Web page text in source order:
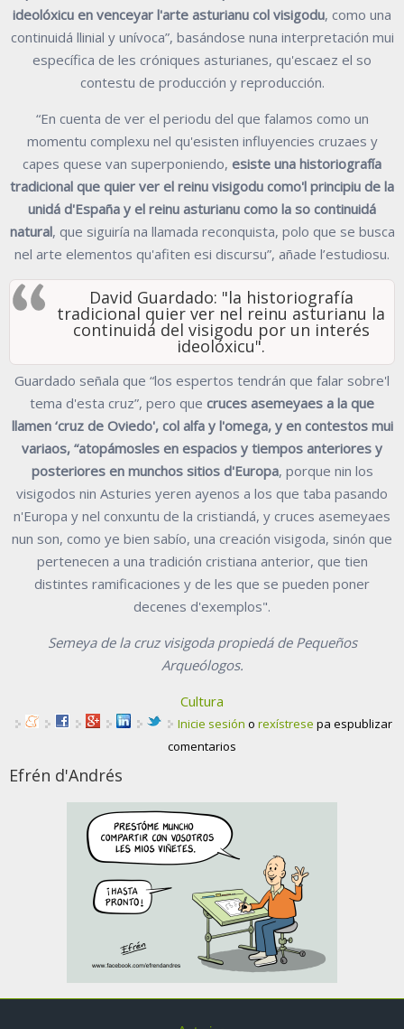
ideolóxicu en venceyar l'arte asturianu col visigodu, como una
continuidá llinial y unívoca”, basándose nuna interpretación mui
específica de les cróniques asturianes, qu'escaez el so
contestu de producción y reproducción.
“En cuenta de ver el periodu del que falamos como un
momentu complexu nel qu'esisten influyencies cruzaes y
capes quese van superponiendo, esiste una historiografía
tradicional que quier ver el reinu visigodu como'l principiu de la
unidá d'España y el reinu asturianu como la so continuidá
natural, que siguiría na llamada reconquista, polo que se busca
nel arte elementos qu'afiten esi discursu”, añade l’estudiosu.
David Guardado: "la historiografía
tradicional quier ver nel reinu asturianu la
continuidá del visigodu por un interés
ideolóxicu".
Guardado señala que “los espertos tendrán que falar sobre'l
tema d'esta cruz”, pero que cruces asemeyaes a la que
llamen ‘cruz de Oviedo', col alfa y l'omega, y en contestos mui
variaos, “atopámosles en espacios y tiempos anteriores y
posteriores en munchos sitios d'Europa, porque nin los
visigodos nin Asturies yeren ayenos a los que taba pasando
n'Europa y nel conxuntu de la cristiandá, y cruces asemeyaes
nun son, como ye bien sabío, una creación visigoda, sinón que
pertenecen a una tradición cristiana anterior, que tien
distintes ramificaciones y de les que se pueden poner
decenes d'exemplos".
Semeya de la cruz visigoda propiedá de Pequeños
Arqueólogos.
Cultura
Inicie sesión o rexístrese pa espublizar
comentarios
Efrén d'Andrés